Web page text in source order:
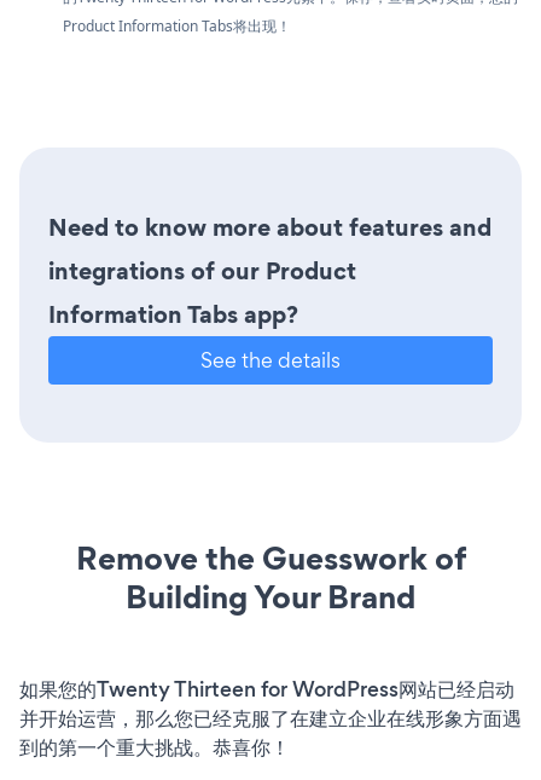
Product Information Tabs将出现！
Need to know more about features and
integrations of our Product
Information Tabs app?
See the details
Remove the Guesswork of
Building Your Brand
如果您的Twenty Thirteen for WordPress网站已经启动
并开始运营，那么您已经克服了在建立企业在线形象方面遇
到的第一个重大挑战。恭喜你！